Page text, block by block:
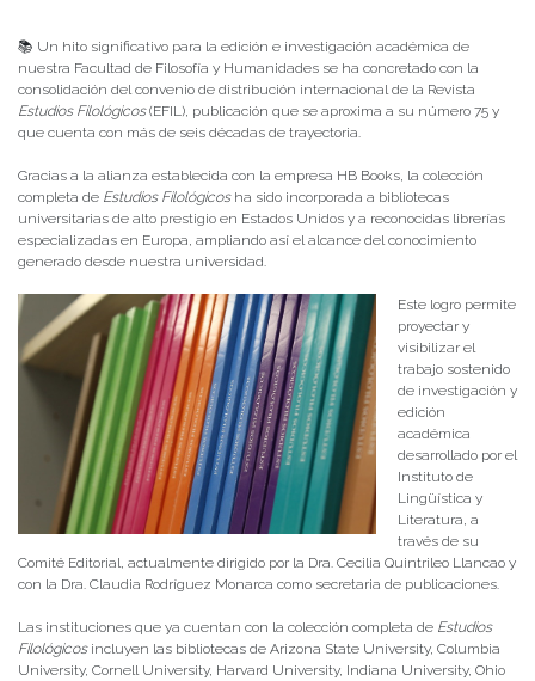
📚 Un hito significativo para la edición e investigación académica de
nuestra Facultad de Filosofía y Humanidades se ha concretado con la
consolidación del convenio de distribución internacional de la Revista
Estudios Filológicos(EFIL), publicación que se aproxima a su número 75 y
que cuenta con más de seis décadas de trayectoria.
Gracias a la alianza establecida con la empresa HB Books, la colección
completa de Estudios Filológicosha sido incorporada a bibliotecas
universitarias de alto prestigio en Estados Unidos y a reconocidas librerías
especializadas en Europa, ampliando así el alcance del conocimiento
generado desde nuestra universidad.
Este logro permite
proyectar y
visibilizar el
trabajo sostenido
de investigación y
edición
académica
desarrollado por el
Instituto de
Lingüística y
Literatura, a
través de su
Comité Editorial, actualmente dirigido por la Dra. Cecilia Quintrileo Llancao y
con la Dra. Claudia Rodríguez Monarca como secretaria de publicaciones.
Las instituciones que ya cuentan con la colección completa de Estudios
Filológicosincluyen las bibliotecas de Arizona State University, Columbia
University, Cornell University, Harvard University, Indiana University, Ohio